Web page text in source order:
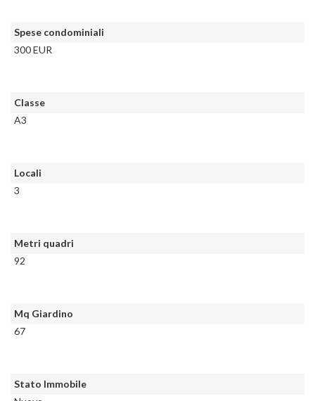
Spese condominiali
300 EUR
Classe
A3
Locali
3
Metri quadri
92
Mq Giardino
67
Stato Immobile